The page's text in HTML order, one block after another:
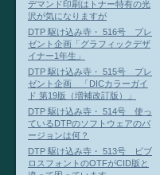
デマンド印刷はトナー特有の光
沢が気になりますが
DTP 駆け込み寺・ 516号 プレ
ゼント企画「グラフィックデザ
イナー1年生」
DTP 駆け込み寺・ 515号 プレ
ゼント企画 「DICカラーガイ
ド 第19版（増補改訂版）」
DTP 駆け込み寺・ 514号 使っ
ているDTPのソフトウェアのバ
ージョンは何？
DTP 駆け込み寺・ 513号 ビブ
ロスフォントのOTFがCID版と